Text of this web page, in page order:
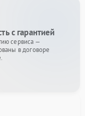
с гарантией
сервиса —
в договоре